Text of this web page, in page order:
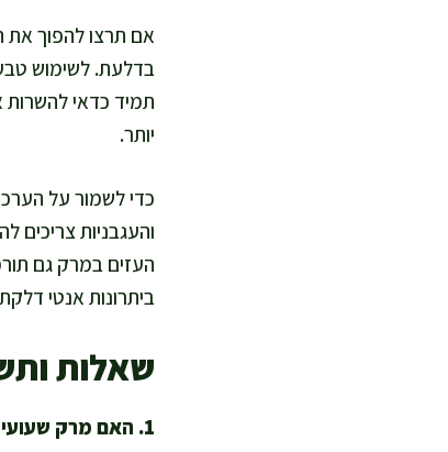
אם תרצו להפוך את
תמיד כדאי להשרות
יותר.
כדי לשמור על
והעגבניות צריכים
העזים במרק גם
ביתרונות אנטי
שאלות
1. האם מרק שעועית עם בשר באמת מתאים לתפריט דל שומן?